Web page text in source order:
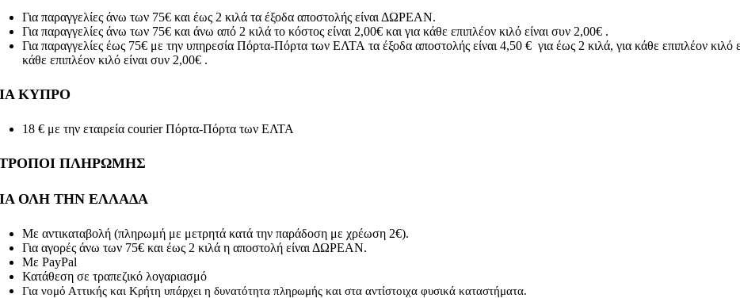
Για παραγγελίες άνω των 75€ και έως 2 κιλά τα έξοδα αποστολής είναι ΔΩΡΕΑΝ.
Για παραγγελίες άνω των 75€ και άνω από 2 κιλά το κόστος είναι 2,00€ και για κάθε επιπλέον κιλό είναι συν 2,00€ .
Για παραγγελίες έως 75€ με την υπηρεσία Πόρτα-Πόρτα των ΕΛΤΑ τα έξοδα αποστολής είναι 4,50 € για έως 2 κιλά, για κάθε επιπλέον
κάθε επιπλέον κιλό είναι συν 2,00€ .
ΚΥΠΡΟ
18 € με την εταιρεία courier Πόρτα-Πόρτα των ΕΛΤΑ
ΠΛΗΡΩΜΗΣ
ΟΛΗ ΤΗΝ ΕΛΛΑΔΑ
Με αντικαταβολή (πληρωμή με μετρητά κατά την παράδοση με χρέωση 2€).
Για αγορές άνω των 75€ και έως 2 κιλά η αποστολή είναι ΔΩΡΕΑΝ.
Με PayPal
Κατάθεση σε τραπεζικό λογαριασμό
Για νομό Αττικής και Κρήτη υπάρχει η δυνατότητα πληρωμής και στα αντίστοιχα φυσικά καταστήματα.